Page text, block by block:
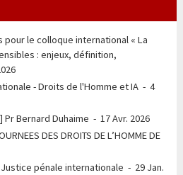
pour le colloque international « La
: enjeux, définition,
- Droits de l'Homme et IA- 4
Bernard Duhaime - 17 Avr. 2026
DES DROITS DE L’HOMME DE
pénale internationale - 29 Jan.